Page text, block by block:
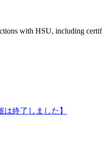
with HSU, including
終了しました】